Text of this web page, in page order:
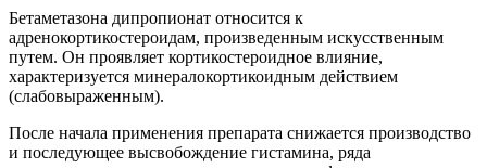
Бетаметазона дипропионат относится к
адренокортикостероидам, произведенным искусственным
путем. Он проявляет кортикостероидное влияние,
характеризуется минералокортикоидным действием
(слабовыраженным).
После начала применения препарата снижается производство
и последующее высвобождение гистамина, ряда